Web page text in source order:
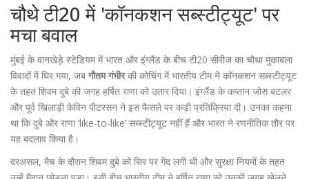
चौथे टी20 में 'कॉनकशन सब्स्टीट्यूट' पर
मचा बवाल
मुंबई के वानखेड़े स्टेडियम में भारत और इंग्लैंड के बीच टी20 सीरीज का चौथा मुकाबला
विवादों में घिर गया, जब गौतम गंभीरकी कोचिंग में भारतीय टीम ने कॉनकशन सब्स्टीट्यूट
के तहत शिवम दुबे की जगह हर्षित राणा को उतार दिया। इंग्लैंड के कप्तान जोस बटलर
और पूर्व खिलाड़ी केविन पीटरसन ने इस फैसले पर कड़ी प्रतिक्रिया दी। उनका कहना
था कि दुबे और राणा ‘like-to-like’ सब्स्टीट्यूट नहीं हैं और भारत ने रणनीतिक तौर पर
यह बदलाव किया है।
दरअसल, मैच के दौरान शिवम दुबे को सिर पर गेंद लगी थी और सुरक्षा नियमों के तहत